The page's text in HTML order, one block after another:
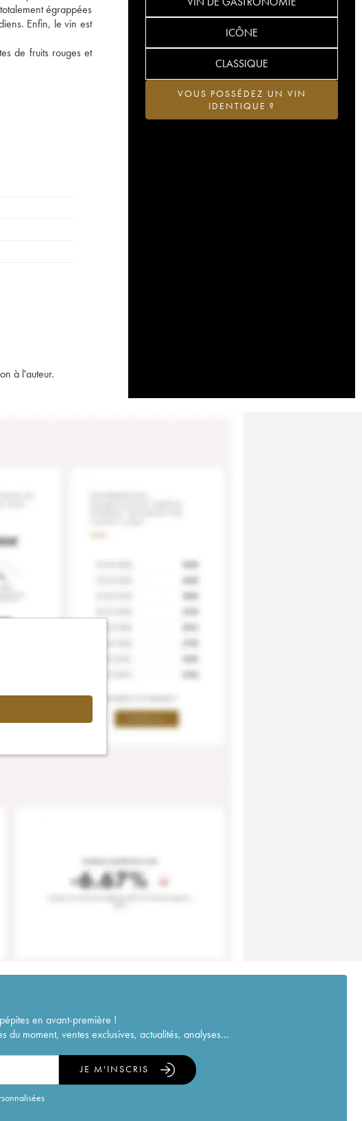
égrappées
Enfin, le vin est
de fruits rouges et
ICÔNE
CLASSIQUE
VOUS POSSÉDEZ UN VIN
IDENTIQUE ?
à l'auteur.
en avant-première !
moment, ventes exclusives, actualités, analyses...
JE M'INSCRIS